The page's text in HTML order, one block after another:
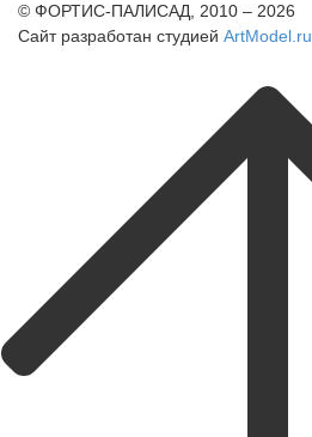
© ФОРТИС-ПАЛИСАД, 2010 – 2026
Сайт разработан студией ArtModel.ru